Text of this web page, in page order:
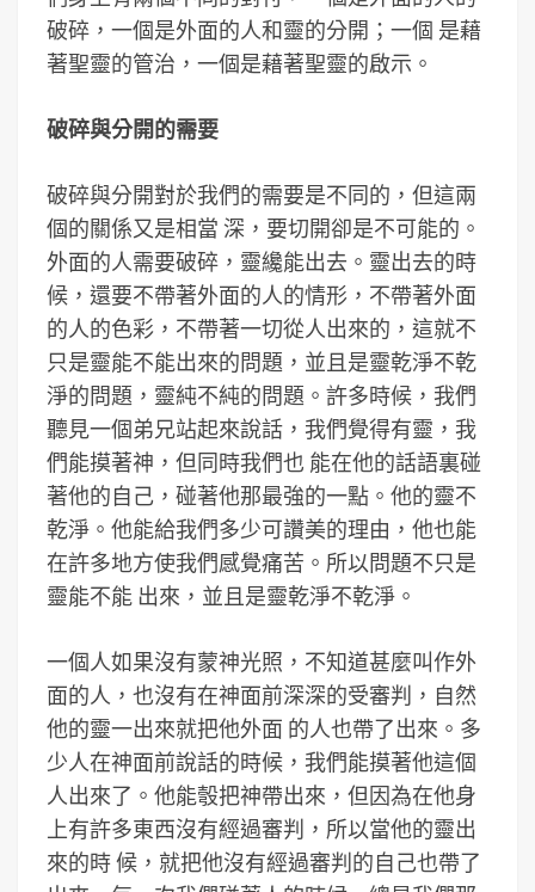
破碎，一個是外面的人和靈的分開；一個 是藉
著聖靈的管治，一個是藉著聖靈的啟示。
破碎與分開的需要
破碎與分開對於我們的需要是不同的，但這兩
個的關係又是相當 深，要切開卻是不可能的。
外面的人需要破碎，靈纔能出去。靈出去的時
候，還要不帶著外面的人的情形，不帶著外面
的人的色彩，不帶著一切從人出來的，這就不
只是靈能不能出來的問題，並且是靈乾淨不乾
淨的問題，靈純不純的問題。許多時候，我們
聽見一個弟兄站起來說話，我們覺得有靈，我
們能摸著神，但同時我們也 能在他的話語裏碰
著他的自己，碰著他那最強的一點。他的靈不
乾淨。他能給我們多少可讚美的理由，他也能
在許多地方使我們感覺痛苦。所以問題不只是
靈能不能 出來，並且是靈乾淨不乾淨。
一個人如果沒有蒙神光照，不知道甚麼叫作外
面的人，也沒有在神面前深深的受審判，自然
他的靈一出來就把他外面 的人也帶了出來。多
少人在神面前說話的時候，我們能摸著他這個
人出來了。他能彀把神帶出來，但因為在他身
上有許多東西沒有經過審判，所以當他的靈出
來的時 候，就把他沒有經過審判的自己也帶了